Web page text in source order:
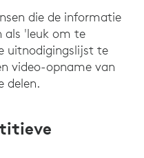
die de informatie
als 'leuk om te
uitnodigingslijst te
video-opname van
delen.